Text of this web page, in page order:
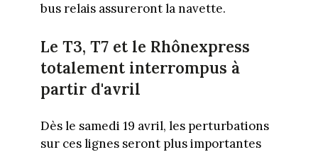
bus relais assureront la navette.
Le T3, T7 et le Rhônexpress
totalement interrompus à
partir d'avril
Dès le samedi 19 avril, les perturbations
sur ces lignes seront plus importantes